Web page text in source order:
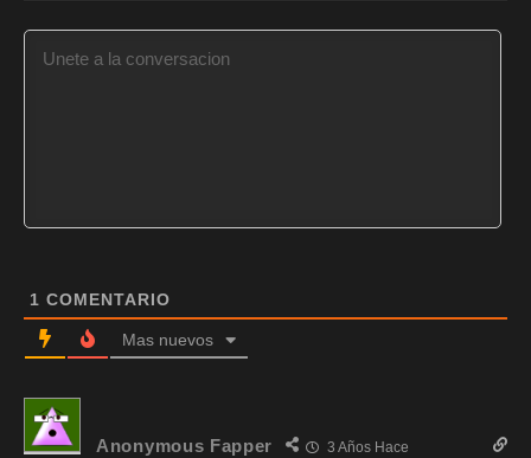
1 COMENTARIO
Mas nuevos
Anonymous Fapper 3 Años Hace